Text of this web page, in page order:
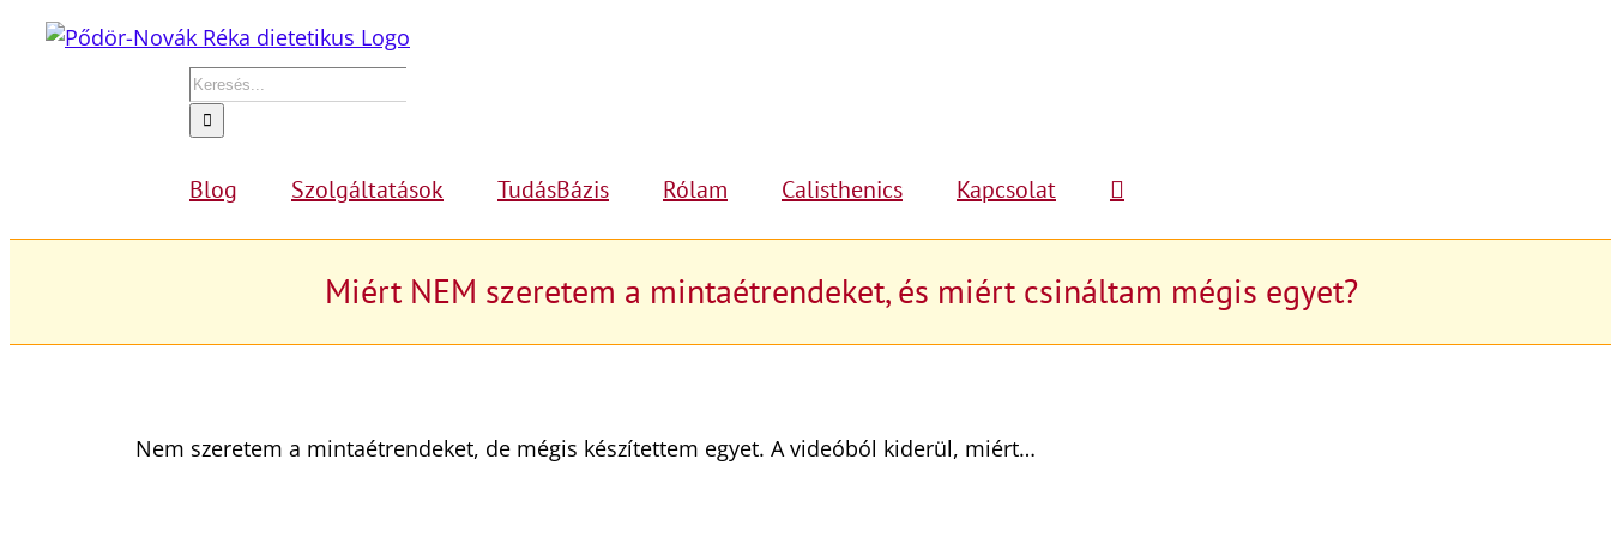
Kihagyás
Keresés...
Blog Szolgáltatások TudásBázis Rólam Calisthenics Kapcsolat
Miért NEM szeretem a mintaétrendeket, és miért csináltam mégis egyet?
Nem szeretem a mintaétrendeket, de mégis készítettem egyet. A videóból kiderül, miért…